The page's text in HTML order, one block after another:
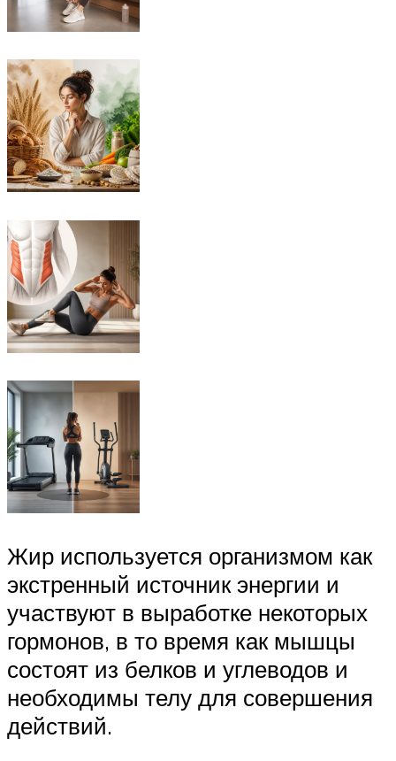
Жир используется организмом как
экстренный источник энергии и
участвуют в выработке некоторых
гормонов, в то время как мышцы
состоят из белков и углеводов и
необходимы телу для совершения
действий.